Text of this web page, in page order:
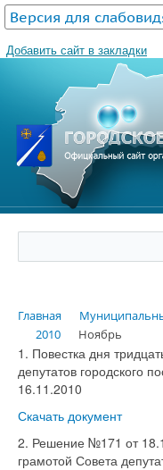
Версия для
Добавить сайт в закладки
Главная
2010
Ноябрь
1. Повестка дня
депутатов городского
16.11.2010
Скачать документ
2. Решение №171 от
грамотой Совета